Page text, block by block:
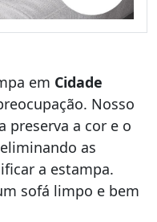
em Cidade
Nosso
preserva a cor e o
as
a estampa.
sofá limpo e bem